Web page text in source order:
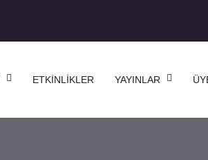
ETKINLIKLER YAYINLAR